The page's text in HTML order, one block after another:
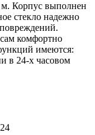
м. Корпус выполнен
стекло надежно
комфортно
имеются:
в 24-х часовом
24